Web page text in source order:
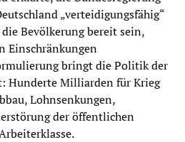
„verteidigungsfähig“
Bevölkerung bereit sein,
Einschränkungen
bringt die Politik der
Hunderte Milliarden für Krieg
Lohnsenkungen,
der öffentlichen